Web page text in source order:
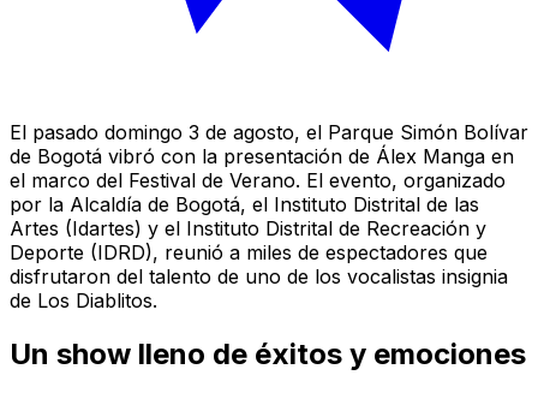
El pasado domingo 3 de agosto, el Parque Simón Bolívar
de Bogotá vibró con la presentación de Álex Manga en
el marco del Festival de Verano. El evento, organizado
por la Alcaldía de Bogotá, el Instituto Distrital de las
Artes (Idartes) y el Instituto Distrital de Recreación y
Deporte (IDRD), reunió a miles de espectadores que
disfrutaron del talento de uno de los vocalistas insignia
de Los Diablitos.
Un show lleno de éxitos y emociones